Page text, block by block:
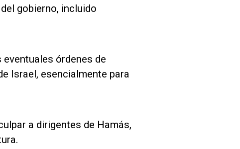
gobierno, incluido
órdenes de
Israel, esencialmente para
a dirigentes de Hamás,